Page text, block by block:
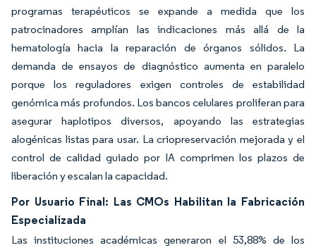
programas terapéuticos se expande a medida que los
patrocinadores amplían las indicaciones más allá de la
hematología hacia la reparación de órganos sólidos. La
demanda de ensayos de diagnóstico aumenta en paralelo
porque los reguladores exigen controles de estabilidad
genómica más profundos. Los bancos celulares proliferan para
asegurar haplotipos diversos, apoyando las estrategias
alogénicas listas para usar. La criopreservación mejorada y el
control de calidad guiado por IA comprimen los plazos de
liberación y escalan la capacidad.
Por Usuario Final: Las CMOs Habilitan la Fabricación
Especializada
Las instituciones académicas generaron el 53,88% de los